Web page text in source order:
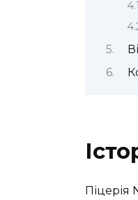
Піцерія